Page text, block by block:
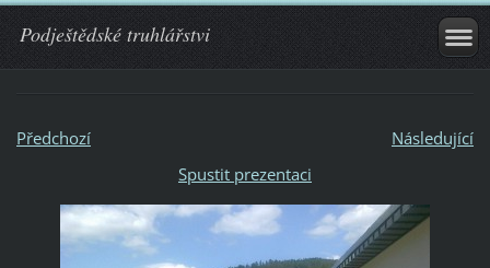
Podještědské truhlářstvi
Předchozí
Následující
Spustit prezentaci